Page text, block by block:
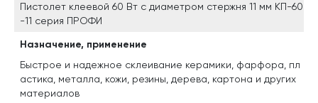
Пистолет клеевой 60 Вт с диаметром стержня 11 мм КП-60
-11 серия ПРОФИ
Назначение, применение
Быстрое и надежное склеивание керамики, фарфора, пл
астика, металла, кожи, резины, дерева, картона и других
материалов